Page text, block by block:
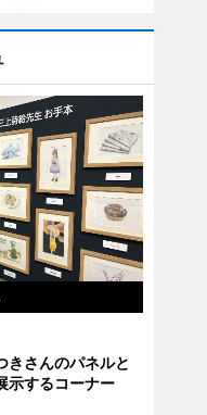
きさんのパネルと
示するコーナー